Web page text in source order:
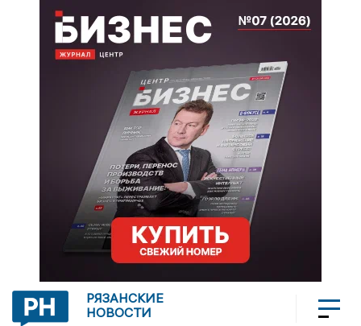
РЯЗАНСКИЕ
НОВОСТИ